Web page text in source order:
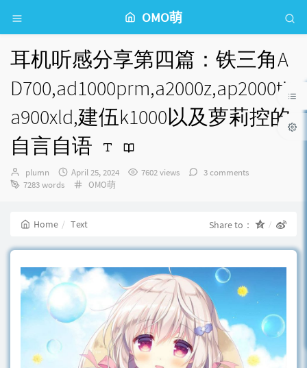
OMO萌
耳机听感分享第四篇：铁三角A
D700,ad1000prm,a2000z,ap2000ti,
a900xld,建伍k1000以及萝莉控的
自言自语
Author：
plumn
发
布
April 25, 2024 7602 views
3 comments
7283 words
Categories：
OMO萌
Home Text Share to：